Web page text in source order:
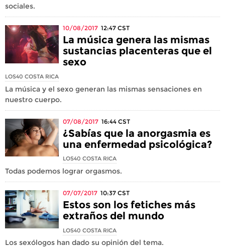
sociales.
10/08/2017 12:47 CST
La música genera las mismas
sustancias placenteras que el
sexo
LOS40 COSTA RICA
La música y el sexo generan las mismas sensaciones en
nuestro cuerpo.
07/08/2017 16:44 CST
¿Sabías que la anorgasmia es
una enfermedad psicológica?
LOS40 COSTA RICA
Todas podemos lograr orgasmos.
07/07/2017 10:37 CST
Estos son los fetiches más
extraños del mundo
LOS40 COSTA RICA
Los sexólogos han dado su opinión del tema.